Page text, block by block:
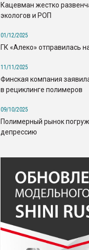
Кацевман жестко
экологов и РОП
01/12/2025
ГК «Алеко» отправилась
11/11/2025
Финская компания
в рециклинге полимеров
09/10/2025
Полимерный рынок
депрессию